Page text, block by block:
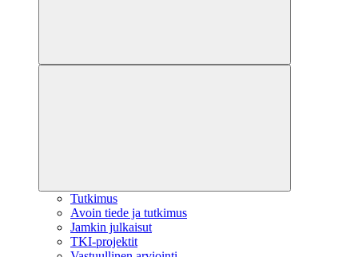
Tutkimus
Avoin tiede ja tutkimus
Jamkin julkaisut
TKI-projektit